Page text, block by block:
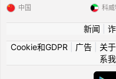
中国 科威
新闻
Cookie和GDPR
广告| 关
系